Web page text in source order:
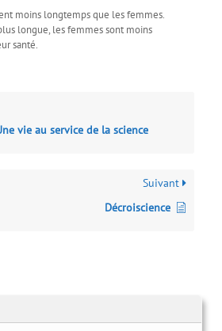
moins longtemps que les femmes.
longue, les femmes sont moins
santé.
vie au service de la science
Suivant
Décroiscience